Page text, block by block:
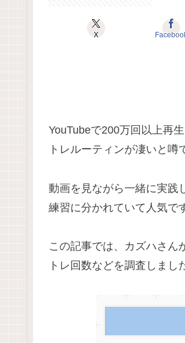
X
YouTubeで200万回以上再
トレルーティンが凄いと噂
動画を見ながら一緒に実践
練習に分かれていて人気で
この記事では、カズハさん
トレ回数などを調査しまし